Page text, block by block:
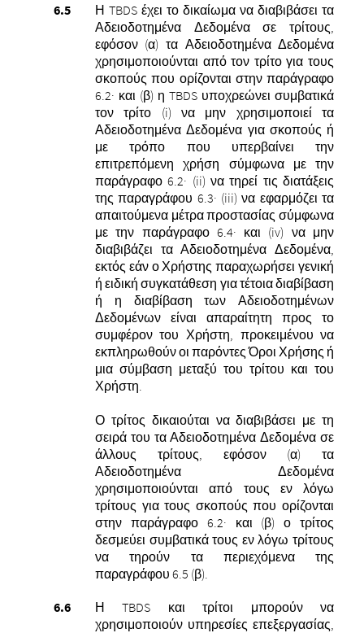
Η TBDS έχει το δικαίωμα να διαβιβάσει τα
Αδειοδοτημένα Δεδομένα σε τρίτους,
εφόσον (α) τα Αδειοδοτημένα Δεδομένα
χρησιμοποιούνται από τον τρίτο για τους
σκοπούς που ορίζονται στην παράγραφο
6.2· και (β) η TBDS υποχρεώνει συμβατικά
τον τρίτο (i) να μην χρησιμοποιεί τα
Αδειοδοτημένα Δεδομένα για σκοπούς ή
με τρόπο που υπερβαίνει την
επιτρεπόμενη χρήση σύμφωνα με την
παράγραφο 6.2· (ii) να τηρεί τις διατάξεις
της παραγράφου 6.3· (iii) να εφαρμόζει τα
απαιτούμενα μέτρα προστασίας σύμφωνα
με την παράγραφο 6.4· και (iv) να μην
διαβιβάζει τα Αδειοδοτημένα Δεδομένα,
εκτός εάν ο Χρήστης παραχωρήσει γενική
ή ειδική συγκατάθεση για τέτοια διαβίβαση
ή η διαβίβαση των Αδειοδοτημένων
Δεδομένων είναι απαραίτητη προς το
συμφέρον του Χρήστη, προκειμένου να
εκπληρωθούν οι παρόντες Όροι Χρήσης ή
μια σύμβαση μεταξύ του τρίτου και του
Χρήστη.
Ο τρίτος δικαιούται να διαβιβάσει με τη
σειρά του τα Αδειοδοτημένα Δεδομένα σε
άλλους τρίτους, εφόσον (α) τα
Αδειοδοτημένα Δεδομένα
χρησιμοποιούνται από τους εν λόγω
τρίτους για τους σκοπούς που ορίζονται
στην παράγραφο 6.2· και (β) ο τρίτος
δεσμεύει συμβατικά τους εν λόγω τρίτους
να τηρούν τα περιεχόμενα της
παραγράφου 6.5 (β).
Η TBDS και τρίτοι μπορούν να
χρησιμοποιούν υπηρεσίες επεξεργασίας,